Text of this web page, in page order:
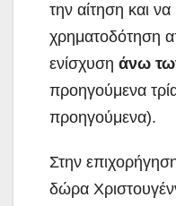
την αίτηση και να
χρηματοδότηση
ενίσχυση άνω
προηγούμενα
προηγούμενα).
Στην
δώρα